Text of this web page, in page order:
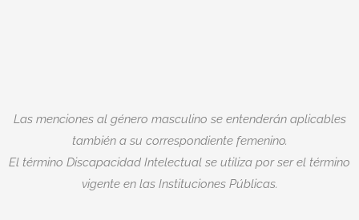
Las menciones al género masculino se entenderán aplicables
también a su correspondiente femenino.
El término Discapacidad Intelectual se utiliza por ser el término
vigente en las Instituciones Públicas.